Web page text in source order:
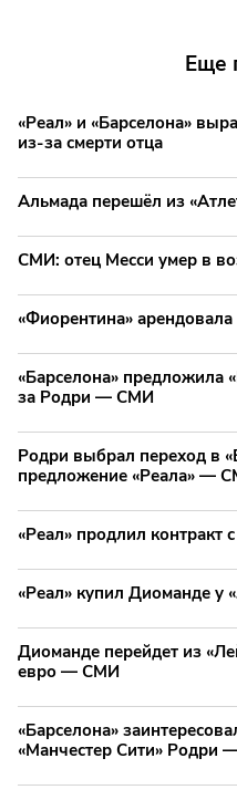
Еще
«Реал» и «Барселона»
из-за смерти отца
Альмада перешёл из
СМИ: отец Месси умер в
«Фиорентина»
«Барселона» предложила
за Родри — СМИ
Родри выбрал переход в
предложение «Реала» —
«Реал» продлил контракт
«Реал» купил Диоманде у
Диоманде перейдет из
евро — СМИ
«Барселона»
«Манчестер Сити» Родри